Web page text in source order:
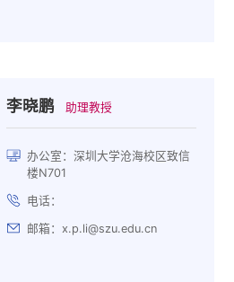
李晓鹏 助理教授
办公室：深圳大学沧海校区致信
楼N701
电话：
邮箱：x.p.li@szu.edu.cn